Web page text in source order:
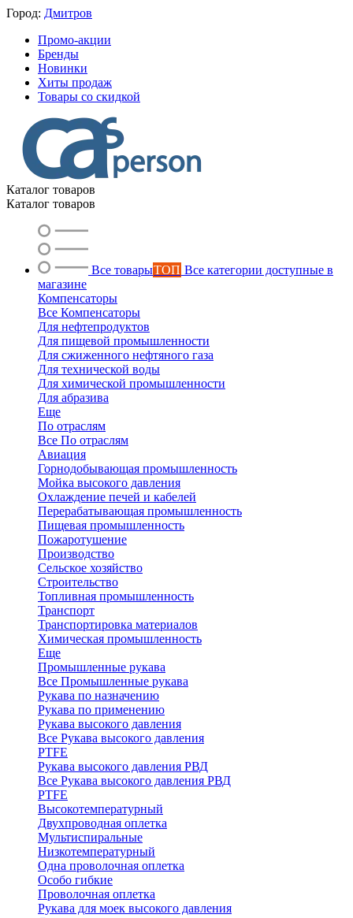
Город: Дмитров
Промо-акции
Бренды
Новинки
Хиты продаж
Товары со скидкой
Каталог товаров
Каталог товаров
Все товарыТОП Все категории доступные в
магазине
Компенсаторы
Все Компенсаторы
Для нефтепродуктов
Для пищевой промышленности
Для сжиженного нефтяного газа
Для технической воды
Для химической промышленности
Для абразива
Еще
По отраслям
Все По отраслям
Авиация
Горнодобывающая промышленность
Мойка высокого давления
Охлаждение печей и кабелей
Перерабатывающая промышленность
Пищевая промышленность
Пожаротушение
Производство
Сельское хозяйство
Строительство
Топливная промышленность
Транспорт
Транспортировка материалов
Химическая промышленность
Еще
Промышленные рукава
Все Промышленные рукава
Рукава по назначению
Рукава по применению
Рукава высокого давления
Все Рукава высокого давления
PTFE
Рукава высокого давления РВД
Все Рукава высокого давления РВД
PTFE
Высокотемпературный
Двухпроводная оплетка
Мультиспиральные
Низкотемпературный
Одна проволочная оплетка
Особо гибкие
Проволочная оплетка
Рукава для моек высокого давления